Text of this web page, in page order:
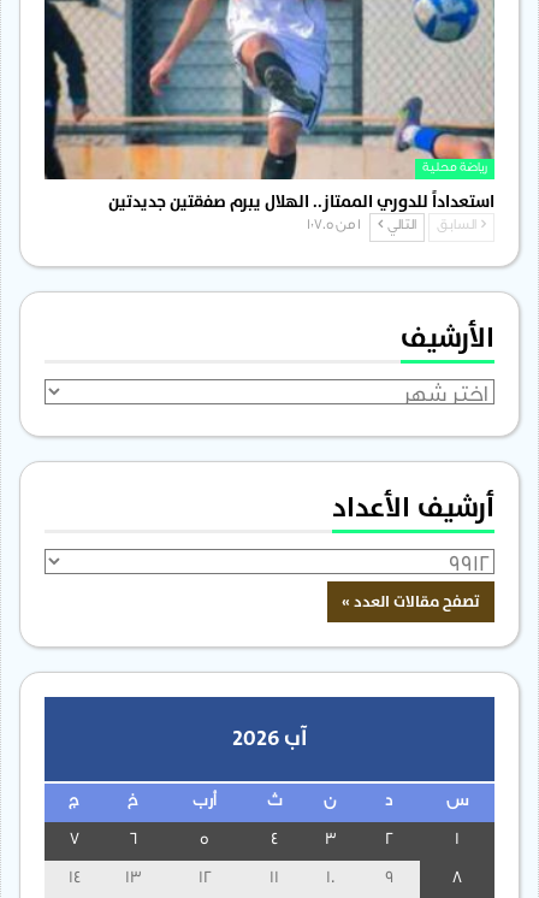
رياضة محلية
استعداداً للدوري الممتاز.. الهلال يبرم صفقتين جديدتين
السابق التالي
الأرشيف
الأرشيف
أرشيف الأعداد
آب 2026
س ن ث أرب خ ج
3
13
14